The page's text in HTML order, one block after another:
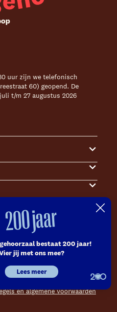
uur zijn we telefonisch
60) geopend. De
t/m 27 augustus 2026
Café Caat
Catharinahof, 2311 CS Leiden
Website Instagram
- Stadsgehoorzaal
en algemene voorwaarden
200 jaar
bestaat 200 jaar!
jij met ons mee?
Lees meer